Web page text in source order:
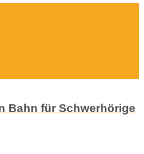
Bahn für Schwerhörige